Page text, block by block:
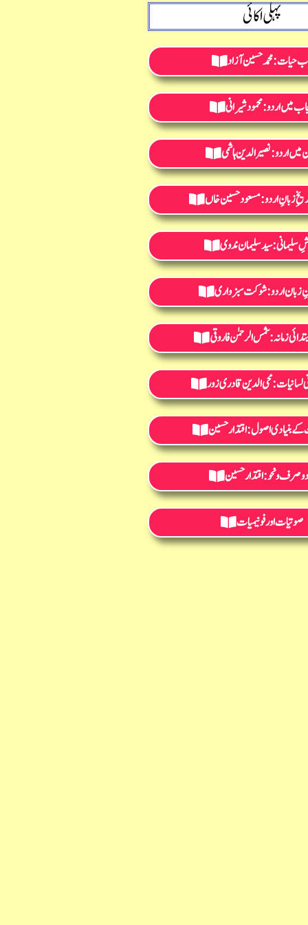
پہلی اکائی
حیات: محمد حسین آزاد
میں اردو: محمود شیرانی
اردو: نصیرالدین ہاشمی
زبانِ اردو: مسعود حسین خاں
سلیمانی:سیدسلیمان ندوی
زبان اردو:شوکت سبزواری
زمانہ: شمس الرحمٰن فاروقی
لسانیات: محی الدین قادری زور
کے بنیادی اصول : اقتدار حسین
صرف و نحو: اقتدار حسین
صوتیات اور فونیمیات